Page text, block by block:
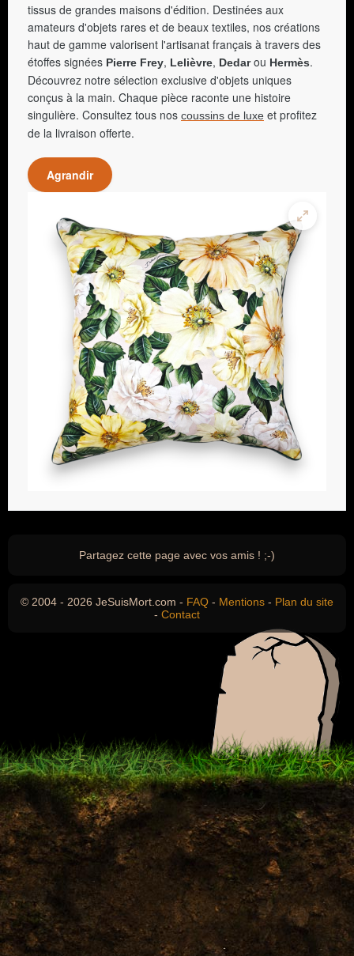
tissus de grandes maisons d'édition. Destinées aux
amateurs d'objets rares et de beaux textiles, nos créations
haut de gamme valorisent l'artisanat français à travers des
étoffes signées Pierre Frey, Lelièvre, Dedarou Hermès.
Découvrez notre sélection exclusive d'objets uniques
conçus à la main. Chaque pièce raconte une histoire
singulière. Consultez tous nos coussins de luxe et profitez
de la livraison offerte.
Agrandir
Partagez cette page avec vos amis ! ;-)
© 2004 - 2026 JeSuisMort.com - FAQ - Mentions - Plan du site
- Contact